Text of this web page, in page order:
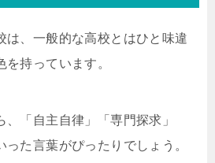
は、一般的な高校とはひと味違
持っています。
「自主自律」「専門探求」
った言葉がぴったりでしょう。